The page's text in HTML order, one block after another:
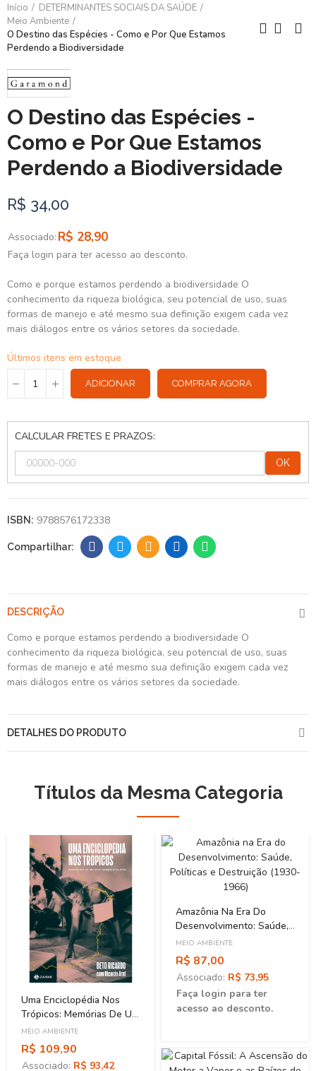
Início
DETERMINANTES SOCIAIS DA SAÚDE
Meio Ambiente
O Destino das Espécies - Como e Por Que Estamos
Perdendo a Biodiversidade
O Destino das Espécies -
Como e Por Que Estamos
Perdendo a Biodiversidade
R$ 34,00
Associado: R$ 28,90
Faça login para ter acesso ao desconto.
Como e porque estamos perdendo a biodiversidade O
conhecimento da riqueza biológica, seu potencial de uso, suas
formas de manejo e até mesmo sua definição exigem cada vez
mais diálogos entre os vários setores da sociedade.
Últimos itens em estoque
ADICIONAR COMPRAR AGORA
CALCULAR FRETES E PRAZOS:
OK
ISBN: 9788576172338
DESCRIÇÃO
Como e porque estamos perdendo a biodiversidade O
conhecimento da riqueza biológica, seu potencial de uso, suas
formas de manejo e até mesmo sua definição exigem cada vez
mais diálogos entre os vários setores da sociedade.
DETALHES DO PRODUTO
Títulos da Mesma Categoria
Uma Enciclopédia Nos
Trópicos: Memórias De Um
Socioambientalista
MEIO AMBIENTE
R$ 109,90
Associado: R$ 93,42
Amazônia Na Era Do
Desenvolvimento: Saúde,
Políticas E Destruição
(1930-1966)
MEIO AMBIENTE
R$ 87,00
Associado: R$ 73,95
Faça login para ter
acesso ao desconto.